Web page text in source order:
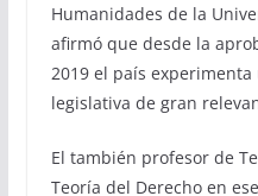
Humanidades de la
afirmó que desde la
2019 el país
legislativa de gran
El también profesor de
Teoría del Derecho en